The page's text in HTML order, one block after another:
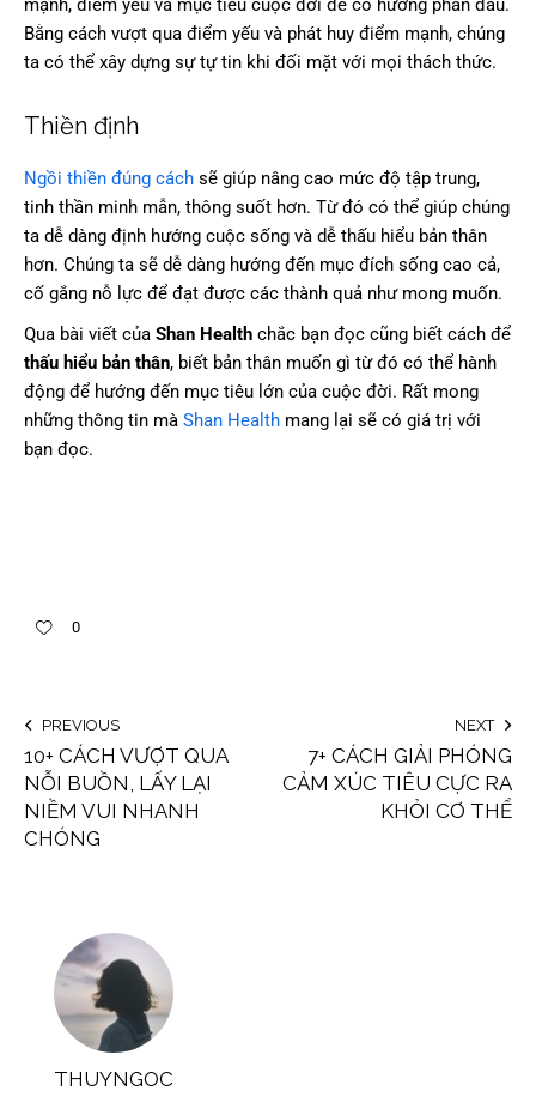
mạnh, điểm yếu và mục tiêu cuộc đời để có hướng phấn đấu.
Bằng cách vượt qua điểm yếu và phát huy điểm mạnh, chúng
ta có thể xây dựng sự tự tin khi đối mặt với mọi thách thức.
Thiền định
Ngồi thiền đúng cách sẽ giúp nâng cao mức độ tập trung,
tinh thần minh mẫn, thông suốt hơn. Từ đó có thể giúp chúng
ta dễ dàng định hướng cuộc sống và dễ thấu hiểu bản thân
hơn. Chúng ta sẽ dễ dàng hướng đến mục đích sống cao cả,
cố gắng nỗ lực để đạt được các thành quả như mong muốn.
Qua bài viết của Shan Health chắc bạn đọc cũng biết cách để
thấu hiểu bản thân, biết bản thân muốn gì từ đó có thể hành
động để hướng đến mục tiêu lớn của cuộc đời. Rất mong
những thông tin mà Shan Health mang lại sẽ có giá trị với
bạn đọc.
0
PREVIOUS
10+ CÁCH VƯỢT QUA
NỖI BUỒN, LẤY LẠI
NIỀM VUI NHANH
CHÓNG
NEXT
7+ CÁCH GIẢI PHÓNG
CẢM XÚC TIÊU CỰC RA
KHỎI CƠ THỂ
THUYNGOC